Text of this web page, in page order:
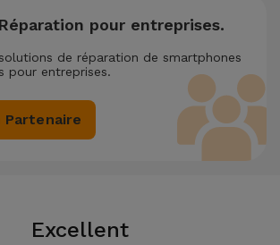
pour entreprises.
de réparation de smartphones
pour entreprises.
Partenaire
Excellent